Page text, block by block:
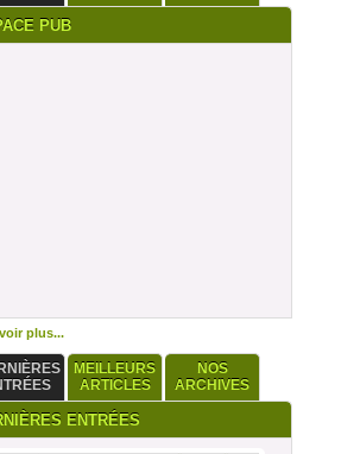
PUB
plus...
MEILLEURS
ARTICLES
NOS
ARCHIVES
ENTRÉES